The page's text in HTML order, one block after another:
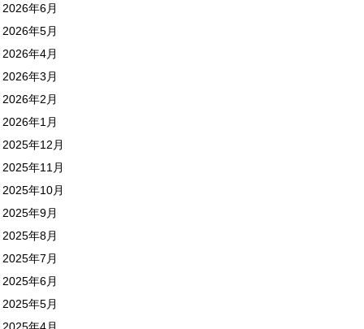
2026年6月
2026年5月
2026年4月
2026年3月
2026年2月
2026年1月
2025年12月
2025年11月
2025年10月
2025年9月
2025年8月
2025年7月
2025年6月
2025年5月